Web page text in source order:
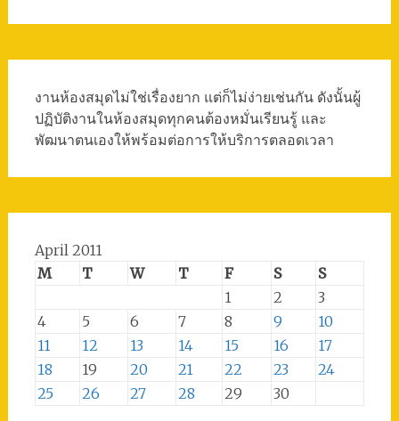
งานห้องสมุดไม่ใช่เรื่องยาก แต่ก็ไม่ง่ายเช่นกัน ดังนั้นผู้
ปฏิบัติงานในห้องสมุดทุกคนต้องหมั่นเรียนรู้ และ
พัฒนาตนเองให้พร้อมต่อการให้บริการตลอดเวลา
April 2011
M
T W T F S
S
1
2
3
4
5 6 7 8 9
10
11
12 13 14 15 16
17
18
19 20 21 22 23
24
25
26 27 28 29 30